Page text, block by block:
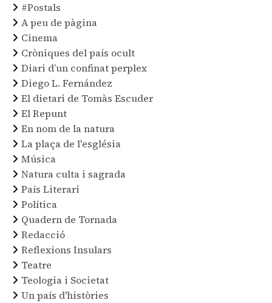
#Postals
A peu de pàgina
Cinema
Cròniques del país ocult
Diari d’un confinat perplex
Diego L. Fernández
El dietari de Tomàs Escuder
El Repunt
En nom de la natura
La plaça de l'església
Música
Natura culta i sagrada
País Literari
Política
Quadern de Tornada
Redacció
Reflexions Insulars
Teatre
Teologia i Societat
Un país d'històries